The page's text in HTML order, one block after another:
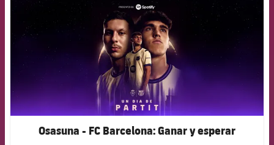
Osasuna - FC Barcelona: Ganar y esperar